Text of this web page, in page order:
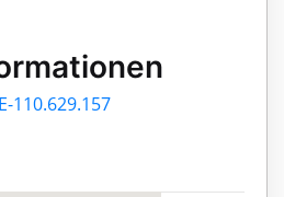
110.629.157